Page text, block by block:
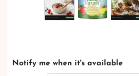
Notify me when it's available